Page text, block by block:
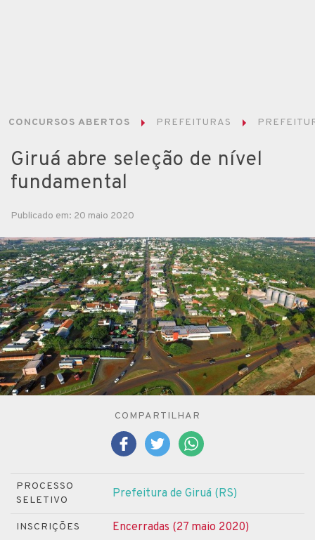
CONCURSOS ABERTOS PREFEITURAS
Giruá abre seleção de nível
fundamental
Publicado em: 20 maio 2020
COMPARTILHAR
PROCESSO
SELETIVO
Prefeitura de Giruá (RS)
INSCRIÇÕES Encerradas (27 maio 2020)